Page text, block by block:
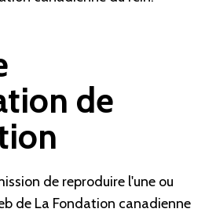
de
de reproduire l'une ou
de La Fondation canadienne